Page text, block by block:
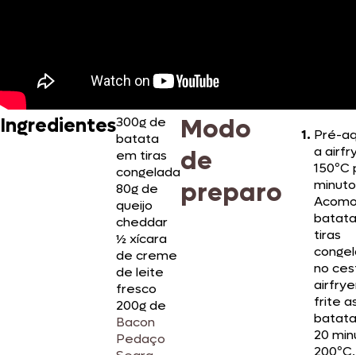
Ingredientes300g de
batata
em tiras
congelada
80g de
queijo
cheddar
½ xícara
de creme
de leite
fresco
200g de
Bacon
Pedaço
Modo
de
preparo
Pré-
a
150ºC
tiras
no
frite
20
200ºC,